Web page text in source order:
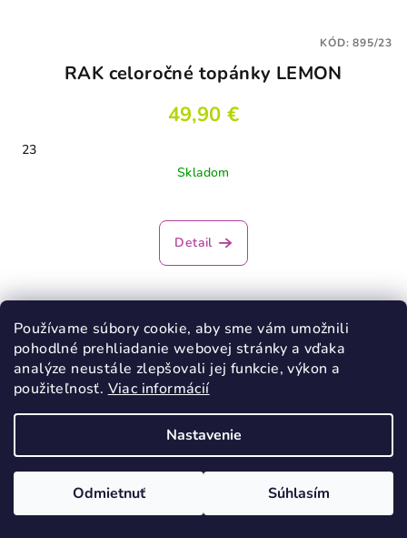
Používame súbory cookie, aby sme vám umožnili
pohodlné prehliadanie webovej stránky a vďaka
analýze neustále zlepšovali jej funkcie, výkon a
použiteľnosť. Viac informácií
Nastavenie
Odmietnuť Súhlasím
RAK celoročné topánky LEMON
49,90 €
23
Skladom
hodnotenie
produktu
z
hviezdičiek.
Detail
KÓD:895/23